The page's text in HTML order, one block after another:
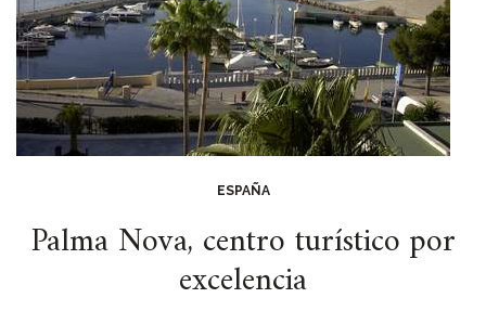
ESPAÑA
Palma Nova, centro turístico por
excelencia